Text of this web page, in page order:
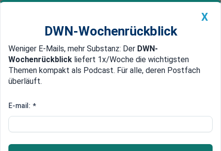
Newsticker MEIN DWN: Geldanlage Premium
Edelmetalle DWN-Magazin China
Milliardengeschäfte in Sicht:
Aufrüstung
X
DWN-Wochenrückblick
Weniger E-Mails, mehr Substanz: Der DWN-
Wochenrückblick liefert 1x/Woche die wichtigsten
Themen kompakt als Podcast. Für alle, deren Postfach
überläuft.
E-mail: *